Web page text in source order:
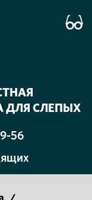
ДЛЯ СЛЕПЫХ
56
/